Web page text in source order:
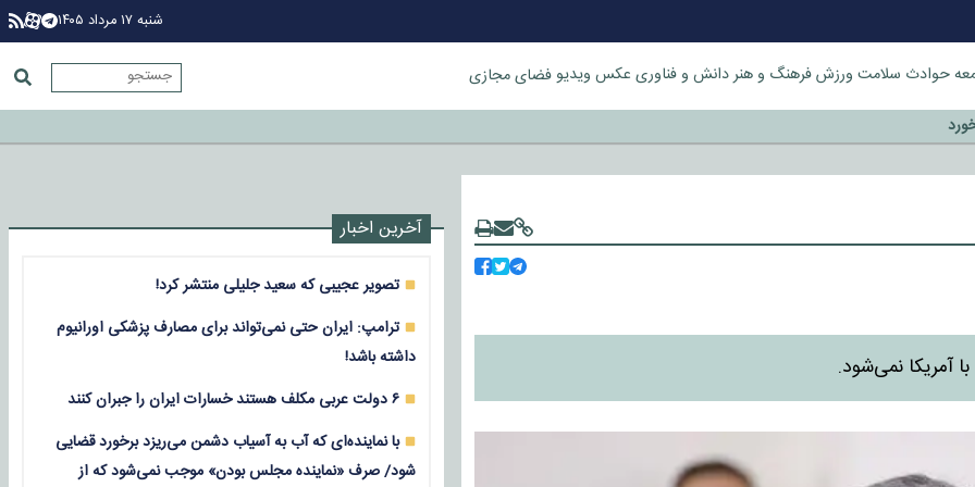
شنبه ۱۷ مرداد ۱۴۰۵
حوادث سلامت ورزشفرهنگ و هنردانش و فناوری عکس ویدیوفضای مجازی
آمریکا نمی‌شود.
آخرین اخبار
تصویر عجیبی که سعید جلیلی منتشر کرد!
ترامپ: ایران حتی نمی‌تواند برای مصارف پزشکی اورانیوم
داشته باشد!
۶ دولت عربی مکلف هستند خسارات ایران را جبران کنند
با نماینده‌ای که آب به آسیاب دشمن می‌ریزد برخورد قضایی
شود/ صرف «نماینده مجلس بودن» موجب نمی‌شود که از